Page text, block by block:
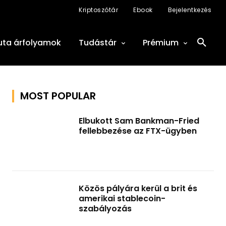
Kriptoszótár Ebook Bejelentkezés
árfolyamok Tudástár Prémium
MOST POPULAR
Elbukott Sam Bankman-Fried
fellebbezése az FTX-ügyben
Közös pályára kerül a brit és
amerikai stablecoin-
szabályozás